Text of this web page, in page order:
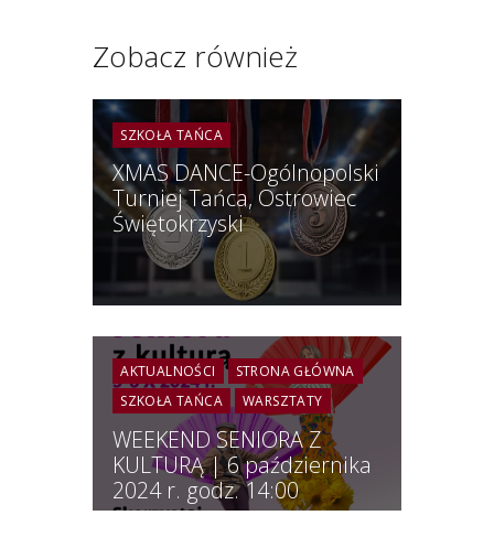
Zobacz również
SZKOŁA TAŃCA
XMAS DANCE-Ogólnopolski
Turniej Tańca, Ostrowiec
Świętokrzyski
AKTUALNOŚCI
STRONA GŁÓWNA
SZKOŁA TAŃCA
WARSZTATY
WEEKEND SENIORA Z
KULTURĄ | 6 października
2024 r. godz. 14:00